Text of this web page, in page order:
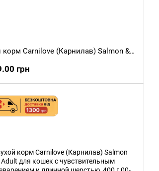
Сухой корм Carnilove (Карнилав) Salmon & Turkey для котят с лососем и индейкой, 2 кг
грн